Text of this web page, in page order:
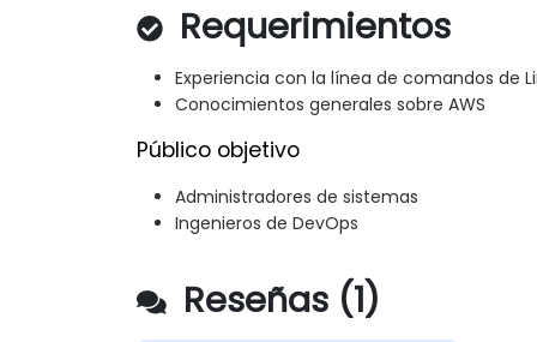
Requerimientos
Experiencia con la línea de comandos de
Conocimientos generales sobre AWS
Público objetivo
Administradores de sistemas
Ingenieros de DevOps
Reseñas (1)